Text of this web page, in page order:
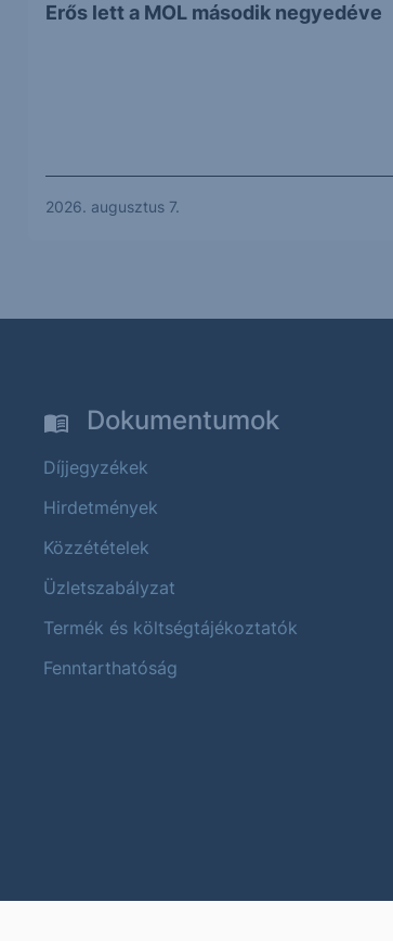
Erős lett a MOL második negyedéve
2026. augusztus 7.
Dokumentumok
Díjjegyzékek
Hirdetmények
Közzétételek
Üzletszabályzat
Termék és költségtájékoztatók
Fenntarthatóság